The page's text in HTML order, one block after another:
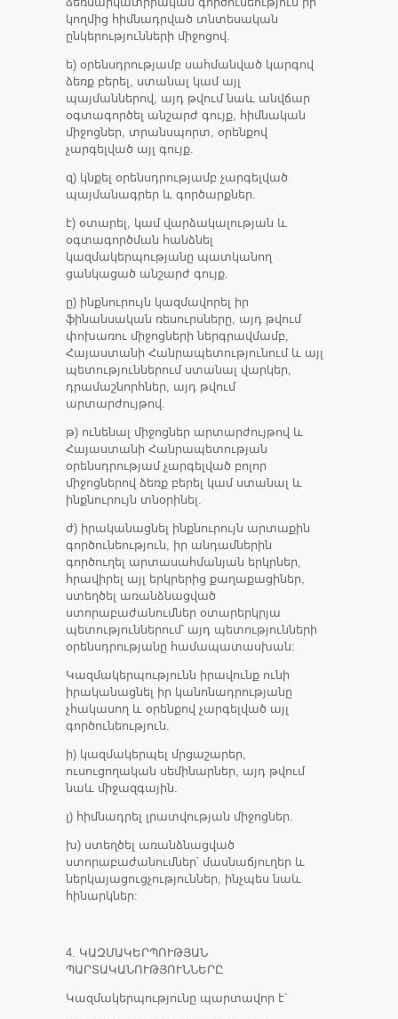
կողմից հիմնադրված տնտեսական
ընկերությունների միջոցով.
ե) օրենսդրությամբ սահմանված կարգով
ձեռք բերել, ստանալ կամ այլ
պայմաններով, այդ թվում նաև անվճար
օգտագործել անշարժ գույք, հիմնական
միջոցներ, տրանսպորտ, օրենքով
չարգելված այլ գույք.
զ) կնքել օրենսդրությամբ չարգելված
պայմանագրեր և գործարքներ.
է) օտարել, կամ վարձակալության և
օգտագործման հանձնել
կազմակերպությանը պատկանող
ցանկացած անշարժ գույք.
ը) ինքնուրույն կազմավորել իր
ֆինանսական ռեսուրսները, այդ թվում
փոխառու միջոցների ներգրավմամբ,
Հայաստանի Հանրապետությունում և այլ
պետություններում ստանալ վարկեր,
դրամաշնորհներ, այդ թվում
արտարժույթով.
թ) ունենալ միջոցներ արտարժույթով և
Հայաստանի Հանրապետության
օրենսդրությամ չարգելված բոլոր
միջոցներով ձեռք բերել կամ ստանալ և
ինքնուրույն տնօրինել.
ժ) իրականացնել ինքնուրույն արտաքին
գործունեություն, իր անդամներին
գործուղել արտասահմանյան երկրներ,
հրավիրել այլ երկրերից քաղաքացիներ,
ստեղծել առանձնացված
ստորաբաժանումներ օտարերկրյա
պետություններում՝ այդ պետությունների
օրենսդրությանը համապատասխան:
Կազմակերպությունն իրավունք ունի
իրականացնել իր կանոնադրությանը
չհակասող և օրենքով չարգելված այլ
գործունեություն.
ի) կազմակերպել մրցաշարեր,
ուսուցողական սեմինարներ, այդ թվում
նաև միջազգային.
լ) հիմնադրել լրատվության միջոցներ.
խ) ստեղծել առանձնացված
ստորաբաժանումներ՝ մասնաճյուղեր և
ներկայացուցչություններ, ինչպես նաև
հինարկներ:
4. ԿԱԶՄԱԿԵՐՊՈՒԹՅԱՆ
ՊԱՐՏԱԿԱՆՈՒԹՅՈՒՆՆԵՐԸ
Կազմակերպությունը պարտավոր է՝